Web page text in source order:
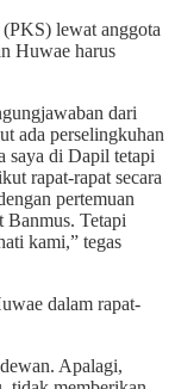
lewat anggota
Huwae harus
dari
ada perselingkuhan
saya di Dapil tetapi
rapat-rapat secara
pertemuan
Banmus. Tetapi
kami,” tegas
dalam rapat-
Apalagi,